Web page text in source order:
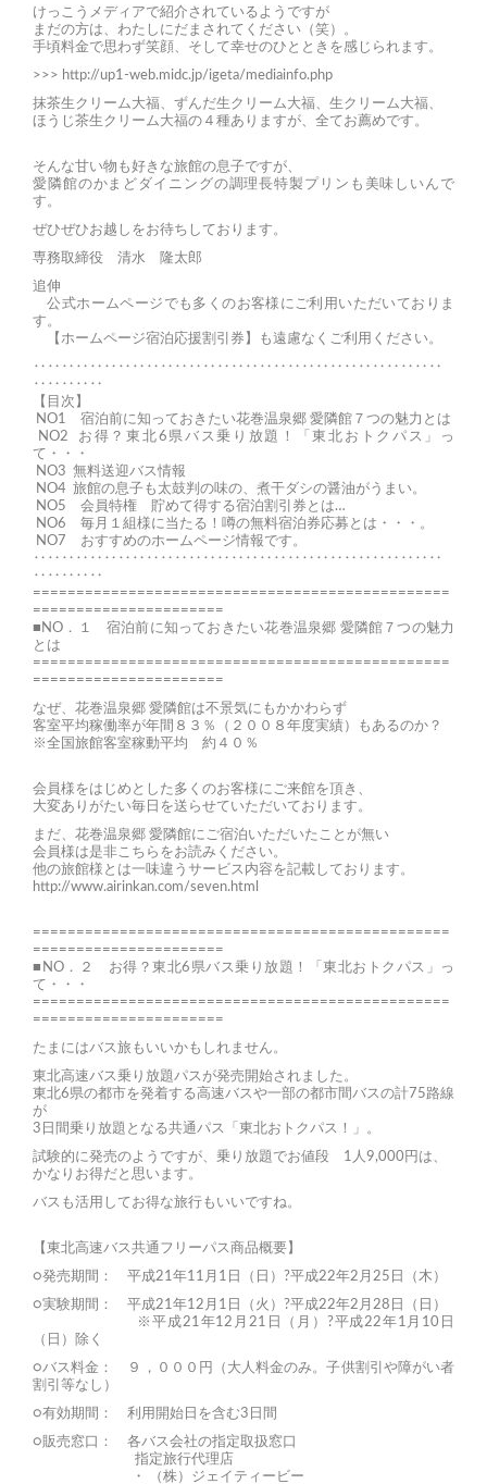
けっこうメディアで紹介されているようですが
まだの方は、わたしにだまされてください（笑）。
手頃料金で思わず笑顔、そして幸せのひとときを感じられます。
>>> http://up1-web.midc.jp/igeta/mediainfo.php
抹茶生クリーム大福、ずんだ生クリーム大福、生クリーム大福、
ほうじ茶生クリーム大福の４種ありますが、全てお薦めです。
そんな甘い物も好きな旅館の息子ですが、
愛隣館のかまどダイニングの調理長特製プリンも美味しいんで
す。
ぜひぜひお越しをお待ちしております。
専務取締役 清水 隆太郎
追伸
公式ホームページでも多くのお客様にご利用いただいておりま
す。
【ホームページ宿泊応援割引券】も遠慮なくご利用ください。
‥‥‥‥‥‥‥‥‥‥‥‥‥‥‥‥‥‥‥‥‥‥‥‥‥‥‥‥‥
‥‥‥‥‥
【目次】
NO1 宿泊前に知っておきたい花巻温泉郷 愛隣館７つの魅力とは
NO2 お得？東北6県バス乗り放題！「東北おトクパス」っ
て・・・
NO3 無料送迎バス情報
NO4 旅館の息子も太鼓判の味の、煮干ダシの醤油がうまい。
NO5 会員特権 貯めて得する宿泊割引券とは…
NO6 毎月１組様に当たる！噂の無料宿泊券応募とは・・・。
NO7 おすすめのホームページ情報です。
‥‥‥‥‥‥‥‥‥‥‥‥‥‥‥‥‥‥‥‥‥‥‥‥‥‥‥‥‥
‥‥‥‥‥
================================================
======================
■NO．１ 宿泊前に知っておきたい花巻温泉郷 愛隣館７つの魅力
とは
================================================
======================
なぜ、花巻温泉郷 愛隣館は不景気にもかかわらず
客室平均稼働率が年間８３％（２００８年度実績）もあるのか？
※全国旅館客室稼動平均 約４０％
会員様をはじめとした多くのお客様にご来館を頂き、
大変ありがたい毎日を送らせていただいております。
まだ、花巻温泉郷 愛隣館にご宿泊いただいたことが無い
会員様は是非こちらをお読みください。
他の旅館様とは一味違うサービス内容を記載しております。
http://www.airinkan.com/seven.html
================================================
======================
■NO．２ お得？東北6県バス乗り放題！「東北おトクパス」っ
て・・・
================================================
======================
たまにはバス旅もいいかもしれません。
東北高速バス乗り放題パスが発売開始されました。
東北6県の都市を発着する高速バスや一部の都市間バスの計75路線
が
3日間乗り放題となる共通パス「東北おトクパス！」。
試験的に発売のようですが、乗り放題でお値段 1人9,000円は、
かなりお得だと思います。
バスも活用してお得な旅行もいいですね。
【東北高速バス共通フリーパス商品概要】
○発売期間： 平成21年11月1日（日）?平成22年2月25日（木）
○実験期間： 平成21年12月1日（火）?平成22年2月28日（日）
※平成21年12月21日（月）?平成22年1月10日
（日）除く
○バス料金： ９，０００円（大人料金のみ。子供割引や障がい者
割引等なし）
○有効期間： 利用開始日を含む3日間
○販売窓口： 各バス会社の指定取扱窓口
指定旅行代理店
・ （株）ジェイティービー